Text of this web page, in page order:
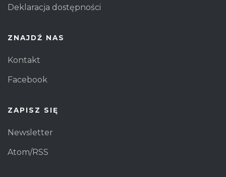
Deklaracja dostępności
ZNAJDŹ NAS
Kontakt
Facebook
ZAPISZ SIĘ
Newsletter
Atom/RSS